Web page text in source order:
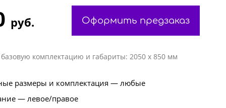
руб. Оформить предзаказ
базовую комплектацию и габариты: 2050 х 850 мм
размеры и комплектация — любые
— левое/правое